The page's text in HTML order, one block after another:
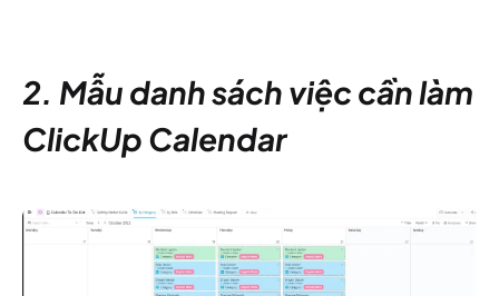
2. Mẫu danh sách việc cần làm
ClickUp Calendar